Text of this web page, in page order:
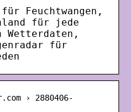
Feuchtwangen,
für jede
für
› 2880406-